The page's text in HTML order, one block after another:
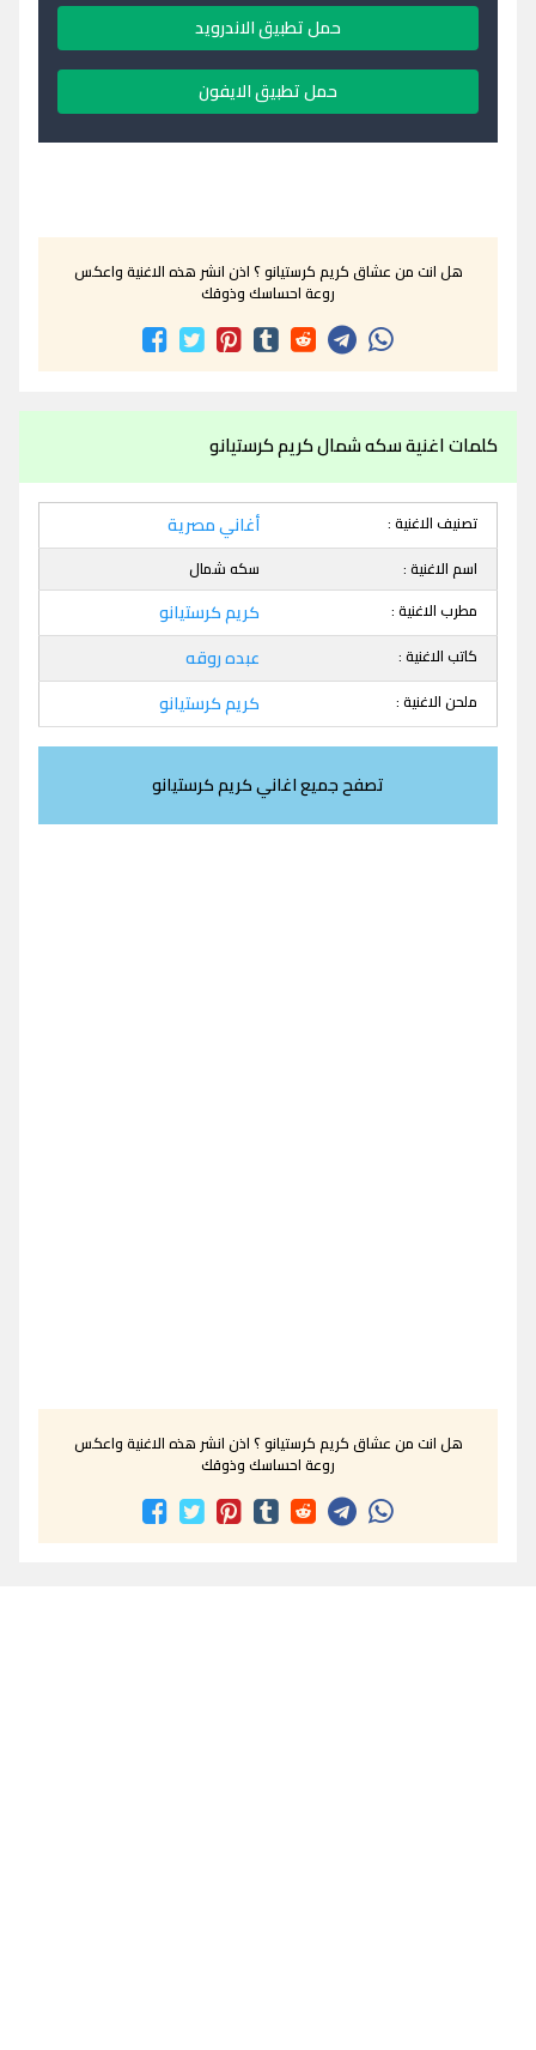
حمل تطبيق الاندرويد
حمل تطبيق الايفون
هل انت من عشاق كريم كرستيانو ؟ اذن انشر هذه الاغنية واعكس
روعة احساسك وذوقك
كلمات اغنية سكه شمال كريم كرستيانو
تصنيف الاغنية : أغاني مصرية
اسم الاغنية :
سكه شمال
مطرب الاغنية :
كريم كرستيانو
كاتب الاغنية : عبده روقه
ملحن الاغنية : كريم كرستيانو
تصفح جميع اغاني كريم كرستيانو
هل انت من عشاق كريم كرستيانو ؟ اذن انشر هذه الاغنية واعكس
روعة احساسك وذوقك